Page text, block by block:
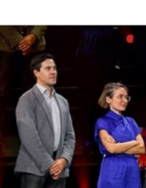
darüber, wie Ihre
und legen Sie Ihre
fest.
um Inhalte und
für soziale
Zugriffe auf unsere